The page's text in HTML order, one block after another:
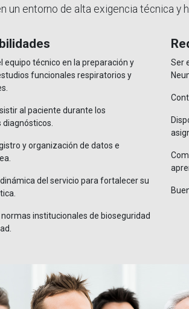
un entorno de alta exigencia técnica y
equipo técnico en la preparación y
funcionales respiratorios y
al paciente durante los
y organización de datos e
del servicio para fortalecer su
institucionales de bioseguridad
Ser